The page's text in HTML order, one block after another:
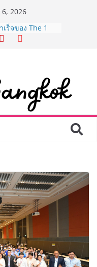
2026
เร็จของ The 1
ญสู่ Shopping
ที่แข็งแกร่งของ
ขายสูงสุดในรอบ
น้าสร้าง Green
นการท่องเที่ยว
ตลาดเชิง
” ศูนย์รวมดอกไม้
งมาลัย และสังฆ
ลือกซื้อมาลัย
แม่ เปิดให้
วโมง
กรณ์วิทยาศาสตร์
นไทย ร่วมภารกิจ
งหาคมนี้